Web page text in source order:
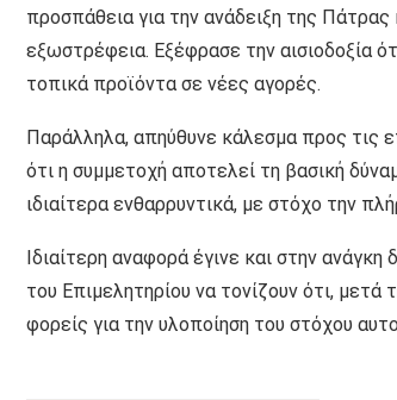
προσπάθεια για την ανάδειξη της
εξωστρέφεια. Εξέφρασε την αισιοδοξία
τοπικά προϊόντα σε νέες αγορές.
Παράλληλα, απηύθυνε κάλεσμα προς τις
ότι η συμμετοχή αποτελεί τη βασική
ιδιαίτερα ενθαρρυντικά, με στόχο την
Ιδιαίτερη αναφορά έγινε και στην
του Επιμελητηρίου να τονίζουν ότι,
φορείς για την υλοποίηση του στόχου